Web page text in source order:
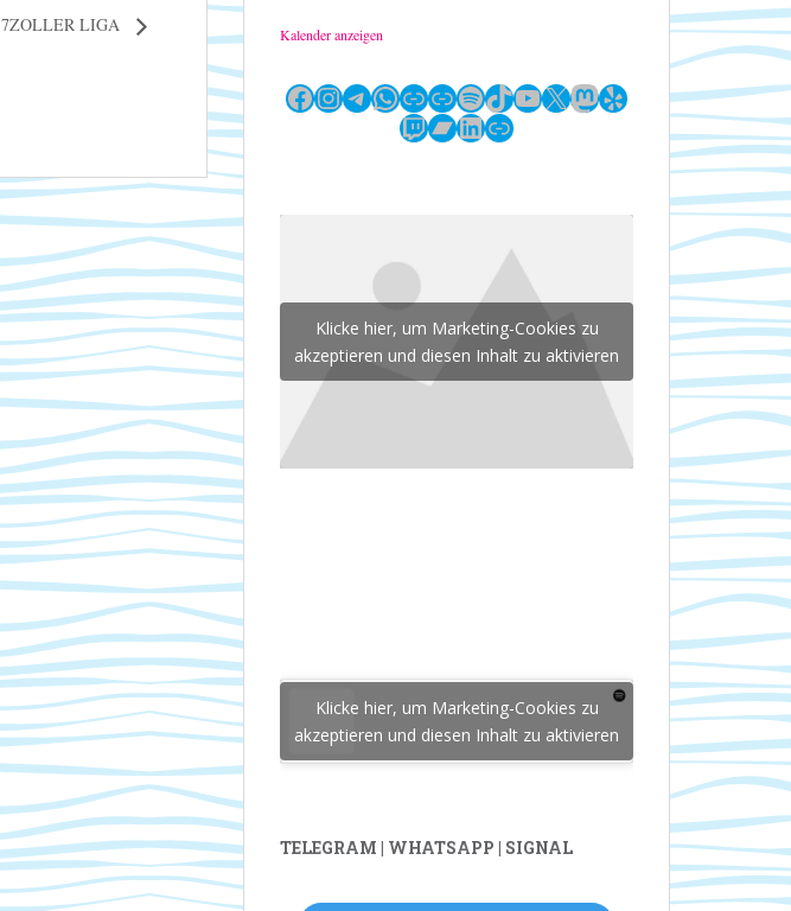
7ZOLLER LIGA Kalender anzeigen
Facebook
Instagram
Telegram
WhatsApp
LinkLinkSpotify
TikTok
YouTube
X Mastodon
Yelp
Twitch
Bandcamp
LinkedIn
Link
Klicke hier, um Marketing-Cookies zu
akzeptieren und diesen Inhalt zu aktivieren
Klicke hier, um Marketing-Cookies zu
akzeptieren und diesen Inhalt zu aktivieren
TELEGRAM | WHATSAPP | SIGNAL